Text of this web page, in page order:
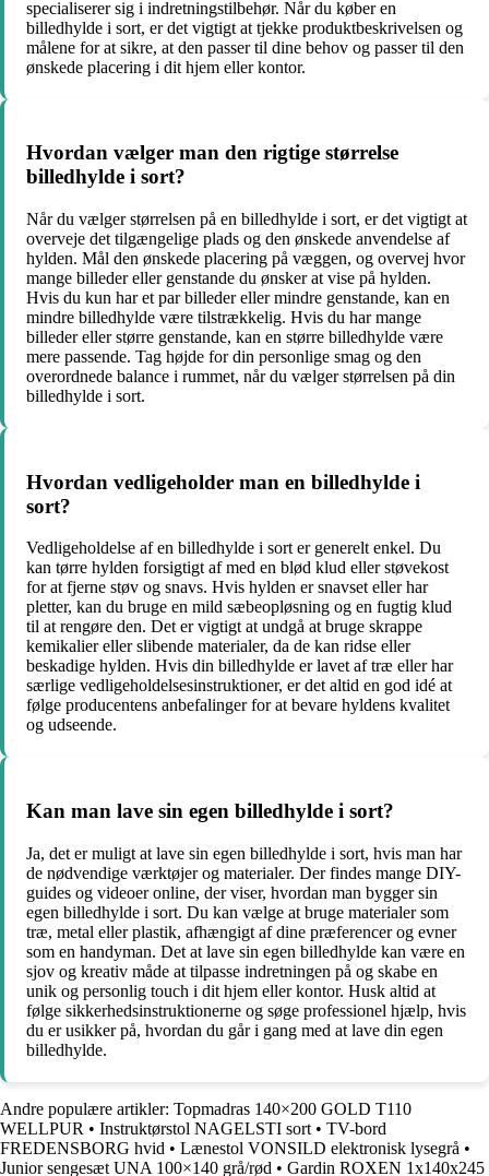
specialiserer sig i indretningstilbehør. Når du køber en
billedhylde i sort, er det vigtigt at tjekke produktbeskrivelsen og
målene for at sikre, at den passer til dine behov og passer til den
ønskede placering i dit hjem eller kontor.
Hvordan vælger man den rigtige størrelse
billedhylde i sort?
Når du vælger størrelsen på en billedhylde i sort, er det vigtigt at
overveje det tilgængelige plads og den ønskede anvendelse af
hylden. Mål den ønskede placering på væggen, og overvej hvor
mange billeder eller genstande du ønsker at vise på hylden.
Hvis du kun har et par billeder eller mindre genstande, kan en
mindre billedhylde være tilstrækkelig. Hvis du har mange
billeder eller større genstande, kan en større billedhylde være
mere passende. Tag højde for din personlige smag og den
overordnede balance i rummet, når du vælger størrelsen på din
billedhylde i sort.
Hvordan vedligeholder man en billedhylde i
sort?
Vedligeholdelse af en billedhylde i sort er generelt enkel. Du
kan tørre hylden forsigtigt af med en blød klud eller støvekost
for at fjerne støv og snavs. Hvis hylden er snavset eller har
pletter, kan du bruge en mild sæbeopløsning og en fugtig klud
til at rengøre den. Det er vigtigt at undgå at bruge skrappe
kemikalier eller slibende materialer, da de kan ridse eller
beskadige hylden. Hvis din billedhylde er lavet af træ eller har
særlige vedligeholdelsesinstruktioner, er det altid en god idé at
følge producentens anbefalinger for at bevare hyldens kvalitet
og udseende.
Kan man lave sin egen billedhylde i sort?
Ja, det er muligt at lave sin egen billedhylde i sort, hvis man har
de nødvendige værktøjer og materialer. Der findes mange DIY-
guides og videoer online, der viser, hvordan man bygger sin
egen billedhylde i sort. Du kan vælge at bruge materialer som
træ, metal eller plastik, afhængigt af dine præferencer og evner
som en handyman. Det at lave sin egen billedhylde kan være en
sjov og kreativ måde at tilpasse indretningen på og skabe en
unik og personlig touch i dit hjem eller kontor. Husk altid at
følge sikkerhedsinstruktionerne og søge professionel hjælp, hvis
du er usikker på, hvordan du går i gang med at lave din egen
billedhylde.
Andre populære artikler: Topmadras 140×200 GOLD T110
WELLPUR • Instruktørstol NAGELSTI sort • TV-bord
FREDENSBORG hvid • Lænestol VONSILD elektronisk lysegrå •
Junior sengesæt UNA 100×140 grå/rød • Gardin ROXEN 1x140x245